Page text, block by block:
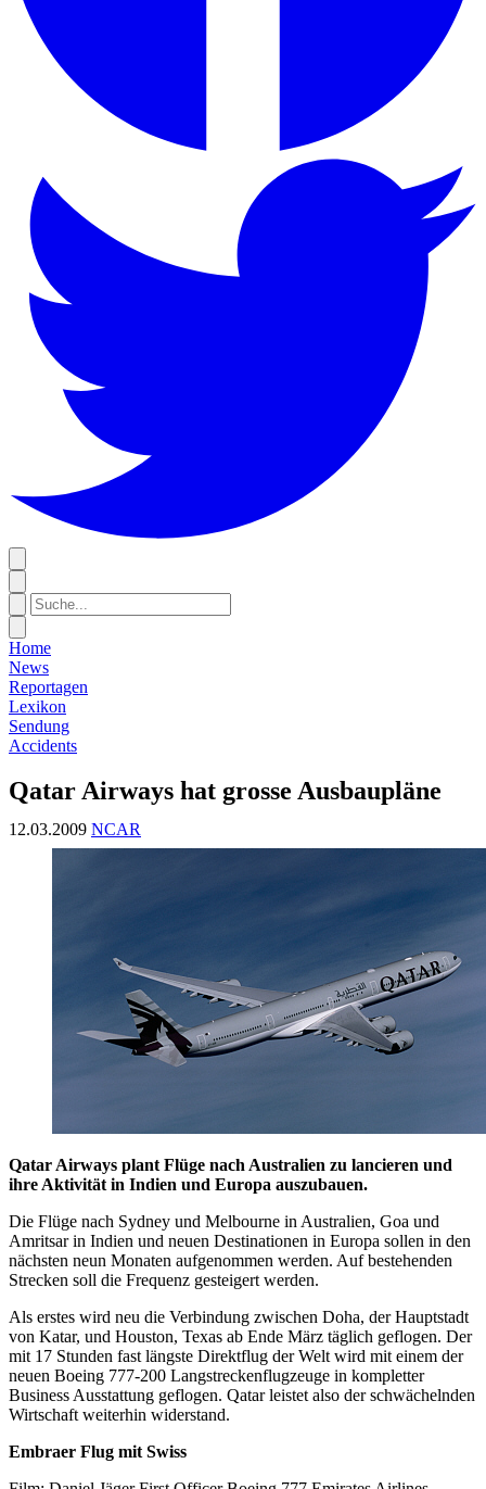
Home
News
Reportagen
Lexikon
Sendung
Accidents
Qatar Airways hat grosse Ausbaupläne
12.03.2009 NCAR
Qatar Airways plant Flüge nach Australien zu lancieren und
ihre Aktivität in Indien und Europa auszubauen.
Die Flüge nach Sydney und Melbourne in Australien, Goa und
Amritsar in Indien und neuen Destinationen in Europa sollen in den
nächsten neun Monaten aufgenommen werden. Auf bestehenden
Strecken soll die Frequenz gesteigert werden.
Als erstes wird neu die Verbindung zwischen Doha, der Hauptstadt
von Katar, und Houston, Texas ab Ende März täglich geflogen. Der
mit 17 Stunden fast längste Direktflug der Welt wird mit einem der
neuen Boeing 777-200 Langstreckenflugzeuge in kompletter
Business Ausstattung geflogen. Qatar leistet also der schwächelnden
Wirtschaft weiterhin widerstand.
Embraer Flug mit Swiss